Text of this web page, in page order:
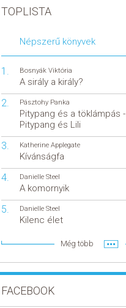
TOPLISTA
Népszerű könyvek
Bosnyák Viktória
A sirály a király?
Pásztohy Panka
Pitypang és a töklámpás -
Pitypang és Lili
Katherine Applegate
Kívánságfa
Danielle Steel
A komornyik
Danielle Steel
Kilenc élet
Még több
FACEBOOK